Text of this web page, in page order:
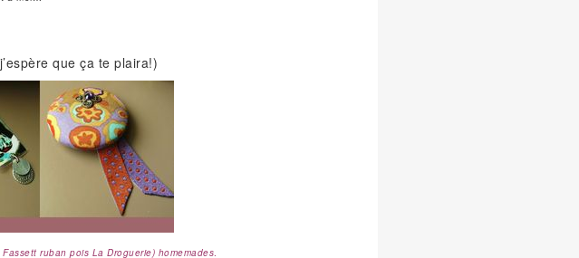
que ça te plaira!)
ruban pois La Droguerie) homemades.